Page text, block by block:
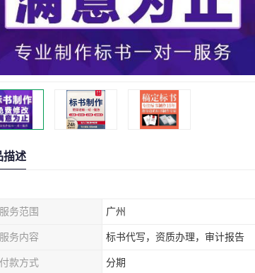
描述
服务范围 广州
服务内容 标书代写，资质办理，审计报告
付款方式 分期